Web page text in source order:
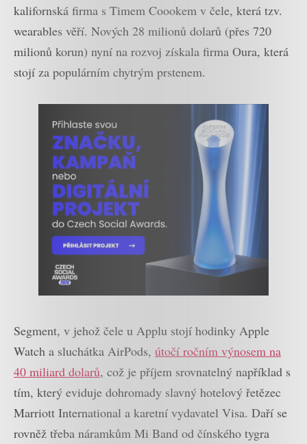
kalifornská firma s Timem Coookem v čele, která tzv.
wearables věří. Nových 28 milionů dolarů (přes 720
milionů korun) nyní na rozvoj získala firma Oura, která
stojí za populárním chytrým prstenem.
Segment, v jehož čele u Applu stojí hodinky Apple
Watch a sluchátka AirPods, útočí ročním výnosem na
40 miliard dolarů, což je příjem srovnatelný například s
tím, který eviduje dohromady slavný hotelový řetězec
Marriott International a karetní vydavatel Visa. Daří se
rovněž třeba náramkům Mi Band od čínského tygra